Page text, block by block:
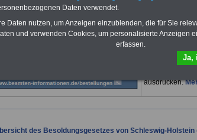
OnlineS
von 12
wichtigsten
Dienst auf dem
finden im Portal
10 Bücher und
ausdrucken.
des Besoldungsgesetzes von Schleswig-Holstein
Daten verwendet.
Daten nutzen, um Anzeigen einzublenden, die für Sie
und verwenden Cookies, um personalisierte Anzeigen
erfassen.
Ja,